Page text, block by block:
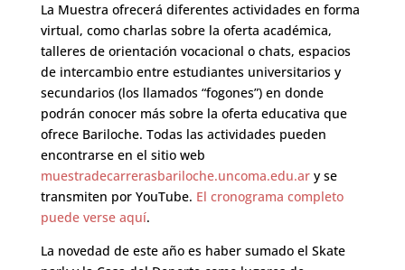
La Muestra ofrecerá diferentes actividades en forma
virtual, como charlas sobre la oferta académica,
talleres de orientación vocacional o chats, espacios
de intercambio entre estudiantes universitarios y
secundarios (los llamados “fogones”) en donde
podrán conocer más sobre la oferta educativa que
ofrece Bariloche. Todas las actividades pueden
encontrarse en el sitio web
muestradecarrerasbariloche.uncoma.edu.ar y se
transmiten por YouTube. El cronograma completo
puede verse aquí.
La novedad de este año es haber sumado el Skate